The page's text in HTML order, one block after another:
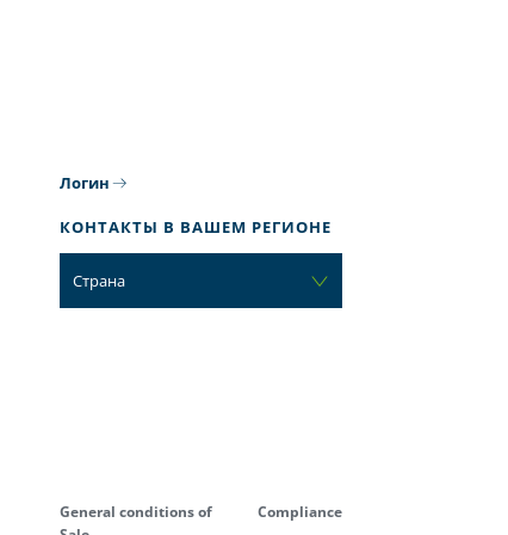
Логин
КОНТАКТЫ В ВАШЕМ РЕГИОНЕ
Страна
General conditions of
Compliance